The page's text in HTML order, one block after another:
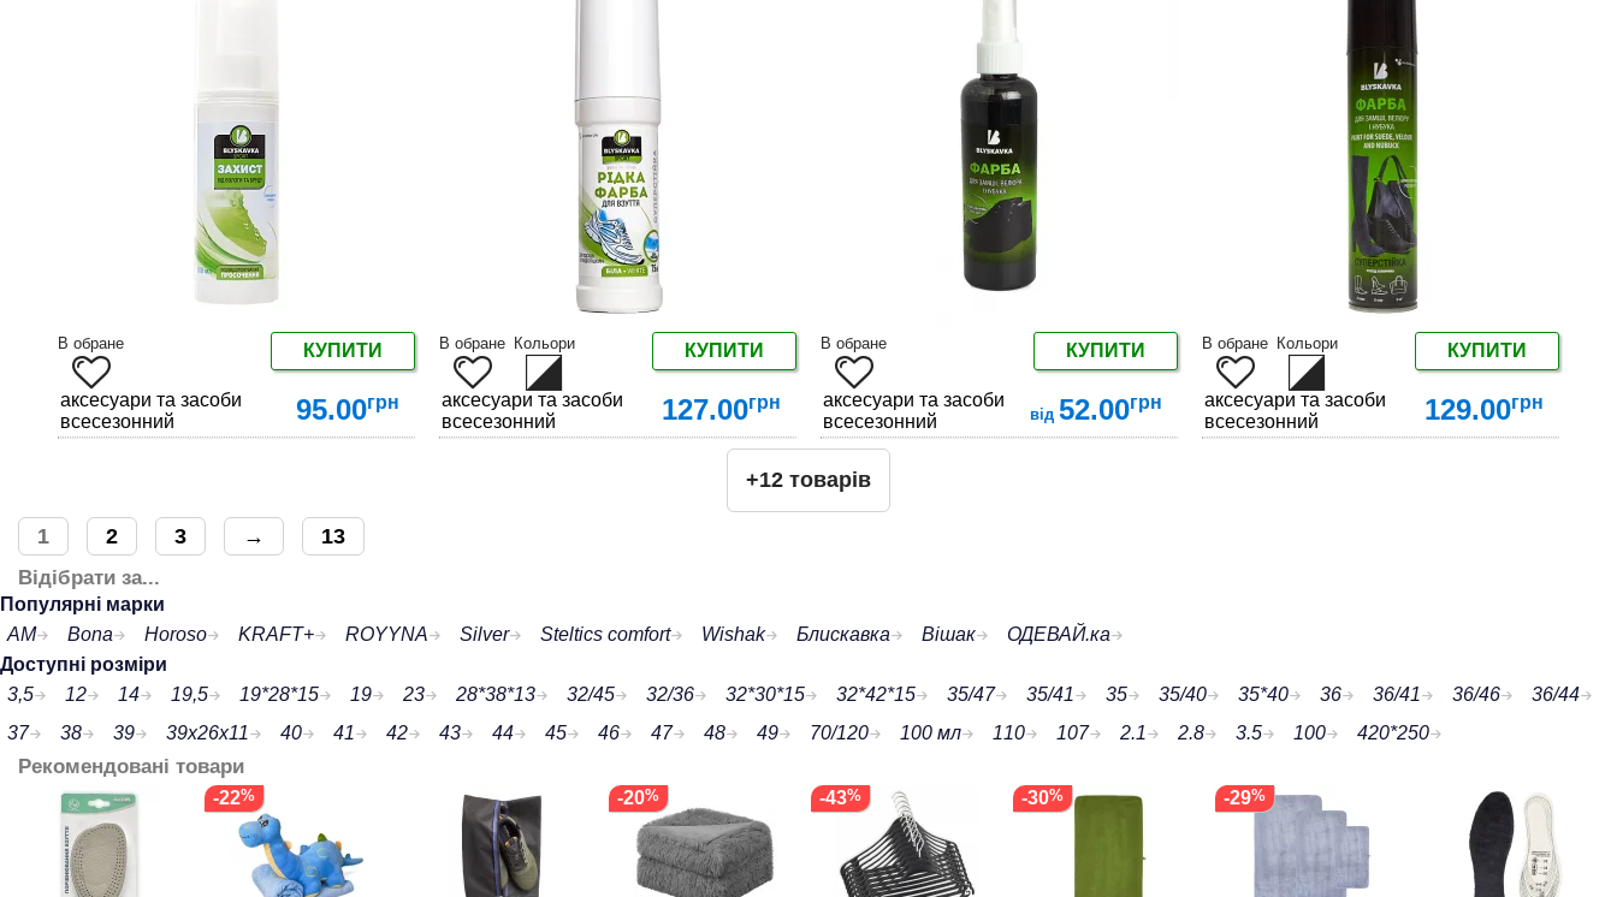
ДЕТАЛЬНІШЕ
ДЕТАЛЬНІШЕ
ДЕТАЛЬНІШЕ
В обране КУПИТИ
аксесуари та засоби по догляду за взуттям
всесезонний
95.00грн
В обране Кольори КУПИТИ
аксесуари та засоби по догляду за взуттям
всесезонний
127.00грн
В обране КУПИТИ
аксесуари та засоби по догляду за взуттям
всесезонний
від 52.00грн
Ціна залежить від розміру
В обране Кольори КУПИТИ
аксесуари та засоби по догляду за взуттям
всесезонний
129.00грн
+12 товарів
1 2 3 →
13
Відібрати за...
Популярні марки
AM
Bona Horoso KRAFT+ ROYYNA Silver Steltics comfort Wishak Блискавка Вішак
ОДЕВАЙ.ка
Доступні розміри
3,5
12 14 19,5 19*28*15 19 23 28*38*13 32/45 32/36 32*30*15 32*42*15 35/47 35/41 35 35/40 35*40 36 36/41 36/46
36/44
37
38 39 39x26x11 40 41 42 43 44 45 46 47 48 49 70/120 100 мл 110 107 2.1 2.8 3.5 100 420*250
Рекомендовані товари
-22 -20 -43 -30 -29